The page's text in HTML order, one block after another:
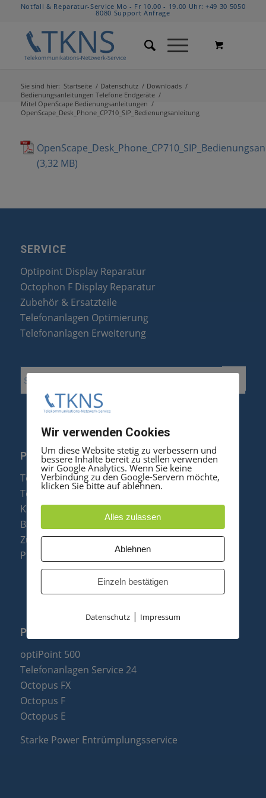
Notfall & Reparatur-Service Mo - Fr 10.00 - 19.00 Uhr:+49 30 5050
8080 Support Anfrage
Sie sind hier: Startseite / Datenschutz / Downloads /
Bedienungsanleitungen Telefone Endgeräte /
Mitel OpenScape Bedienungsanleitungen /
OpenScape_Desk_Phone_CP710_SIP_Bedienungsanleitung
SERVICE
Optipoint Display Reparatur
Octophon F Display Reparatur
Zubehör & Ersatzteile
Telefonanlagen Optimierung
Telefonanlagen Erweiterung
PRODUKTE
Telefonanlagen
Telefone
Konftel Konferenztelefone
Baugruppen
Zubehör & Ersatzteile
Produktzusammenfassung
PARTNER
optiPoint 500
Telefonanlagen Service 24
Octopus FX
Octopus F
Octopus E
Starke Power Entrümplungsservice
Wir verwenden Cookies
Um diese Website stetig zu verbessern und
bessere Inhalte bereit zu stellen verwenden
wir Google Analytics. Wenn Sie keine
Verbindung zu den Google-Servern möchte,
klicken Sie bitte auf ablehnen.
Alles zulassen
Ablehnen
Einzeln bestätigen
Datenschutz| Impressum